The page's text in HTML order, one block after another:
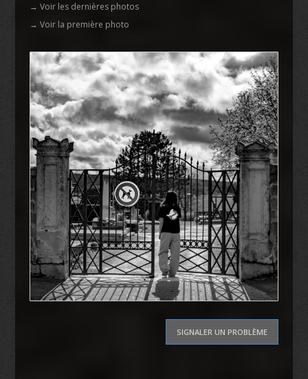
→ Voir les dernières photos
→ Voir la première photo
SIGNALER UN PROBLÈME